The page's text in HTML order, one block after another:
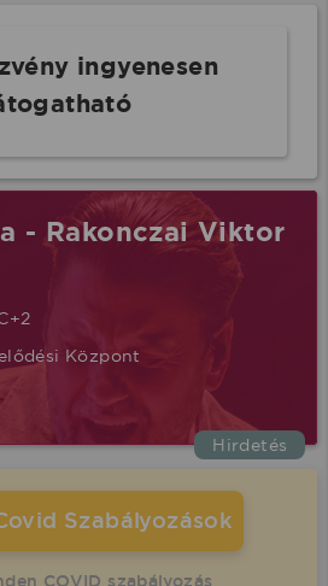
ingyenesen
Hirdetés
- Rakonczai Viktor
Központ
Szabályozások
COVID szabályozás